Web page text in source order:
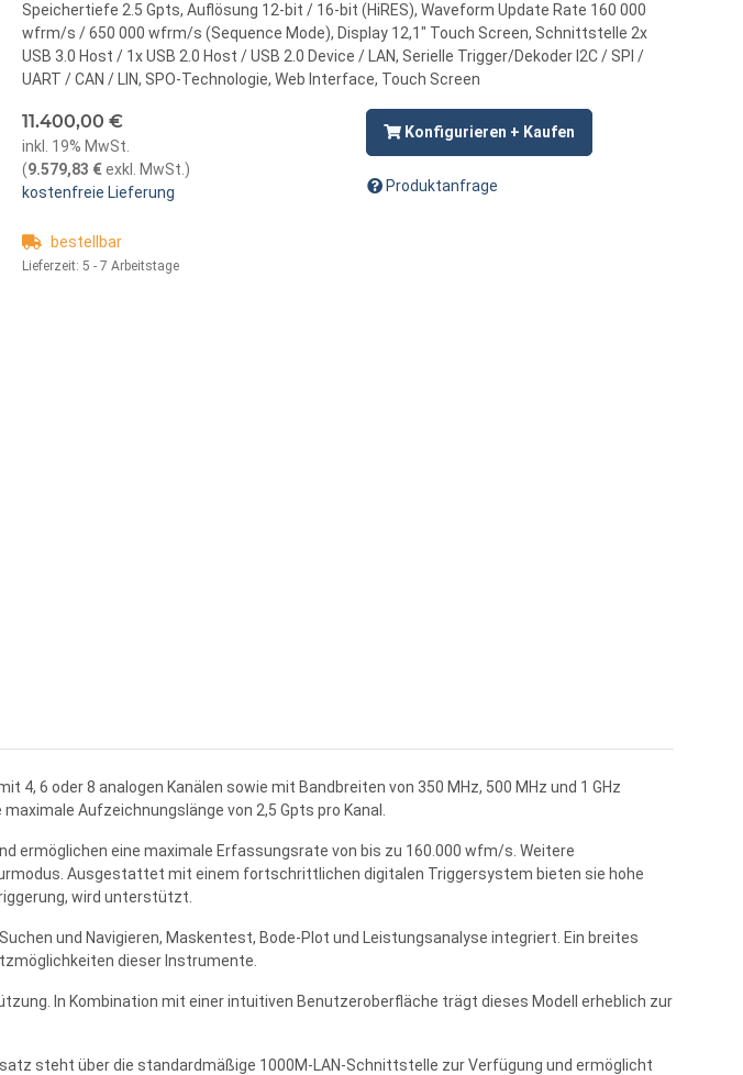
Speichertiefe 2.5 Gpts, Auflösung 12-bit / 16-bit (HiRES), Waveform Update Rate 160 000
wfrm/s / 650 000 wfrm/s (Sequence Mode), Display 12,1" Touch Screen, Schnittstelle 2x
USB 3.0 Host / 1x USB 2.0 Host / USB 2.0 Device / LAN, Serielle Trigger/Dekoder I2C / SPI /
UART / CAN / LIN, SPO-Technologie, Web Interface, Touch Screen
11.400,00 €
inkl. 19% MwSt.
(9.579,83 €exkl. MwSt. )
kostenfreie Lieferung
bestellbar
Lieferzeit: 5 - 7 Arbeitstage
Konfigurieren + Kaufen
Produktanfrage
4, 6 oder 8 analogen Kanälen sowie mit Bandbreiten von 350 MHz, 500 MHz und 1 GHz
Aufzeichnungslänge von 2,5 Gpts pro Kanal.
ermöglichen eine maximale Erfassungsrate von bis zu 160.000 wfm/s. Weitere
Ausgestattet mit einem fortschrittlichen digitalen Triggersystem bieten sie hohe
wird unterstützt.
und Navigieren, Maskentest, Bode-Plot und Leistungsanalyse integriert. Ein breites
dieser Instrumente.
In Kombination mit einer intuitiven Benutzeroberfläche trägt dieses Modell erheblich zur
steht über die standardmäßige 1000M-LAN-Schnittstelle zur Verfügung und ermöglicht